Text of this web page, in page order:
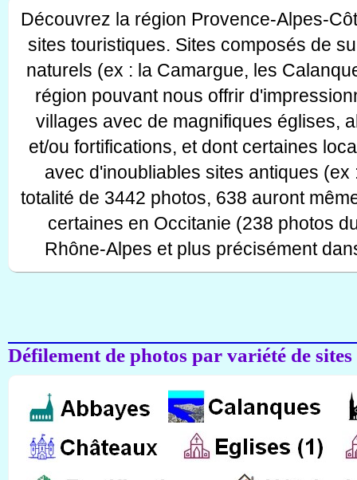
Découvrez la région Provence-Alpes-
sites touristiques. Sites composés de
naturels (ex : la Camargue, les
région pouvant nous offrir
villages avec de magnifiques églises,
et/ou fortifications, et dont certaines
avec d'inoubliables sites antiques
totalité de 3442 photos, 638 auront
certaines en Occitanie (238 photos
Rhône-Alpes et plus précisément
Défilement de photos par variété de